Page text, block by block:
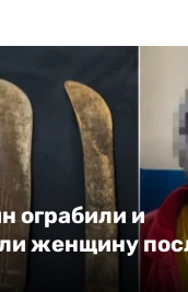
ограбили и
женщину